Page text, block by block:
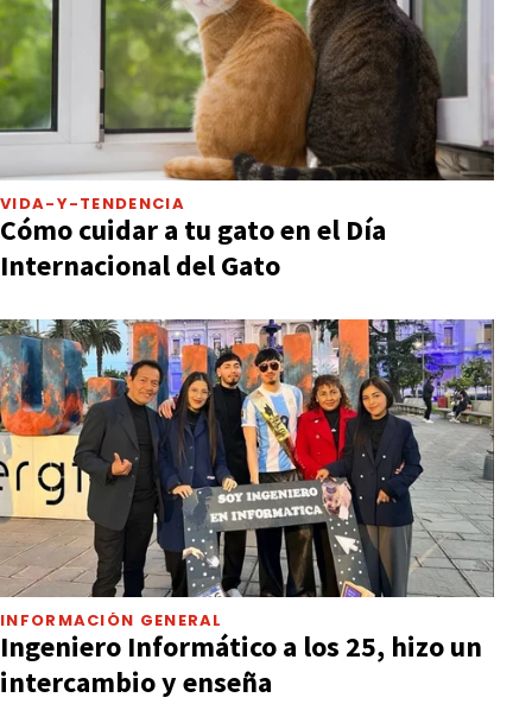
VIDA-Y-TENDENCIA
Cómo cuidar a tu gato en el Día
Internacional del Gato
INFORMACIÓN GENERAL
Ingeniero Informático a los 25, hizo un
intercambio y enseña